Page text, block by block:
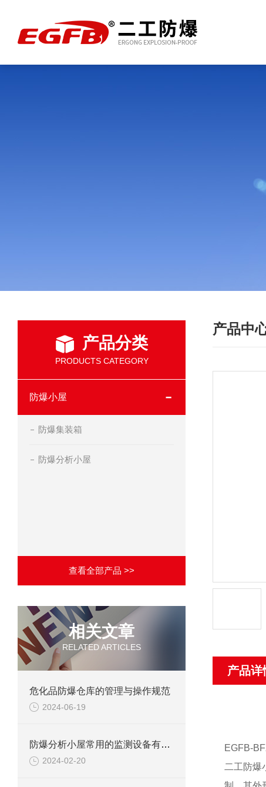
产品分类
PRODUCTS CATEGORY
防爆小屋
防爆集装箱
防爆分析小屋
查看全部产品 >>
相关文章
RELATED ARTICLES
危化品防爆仓库的管理与操作规范
2024-06-19
防爆分析小屋常用的监测设备有哪些
2024-02-20
产品中
产品详
EGFB-
二工防爆